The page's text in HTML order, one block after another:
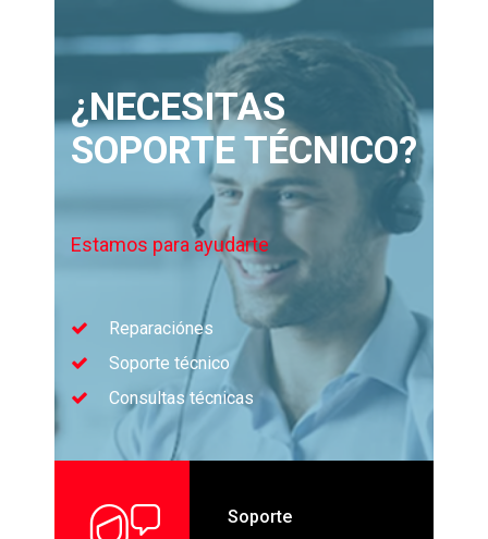
¿NECESITAS
SOPORTE TÉCNICO?
Estamos para ayudarte
Reparaciónes
Soporte técnico
Consultas técnicas
Soporte